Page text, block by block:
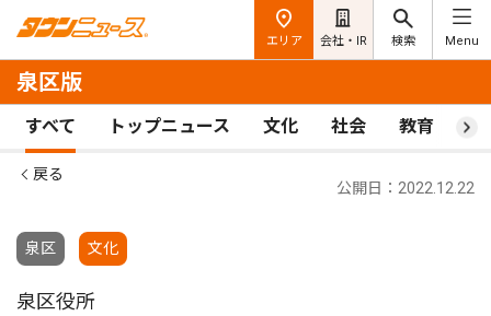
エリア 会社・IR 検索 Menu
泉区版
すべて トップニュース 文化 社会 教育 ス
戻る
泉区 文化
公開日：2022.12.22
泉区役所